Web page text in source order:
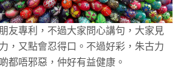
友專利，不過大家問心講句，大家見
，又點會忍得口。不過好彩，朱古力
都唔邪惡，仲好有益健康。